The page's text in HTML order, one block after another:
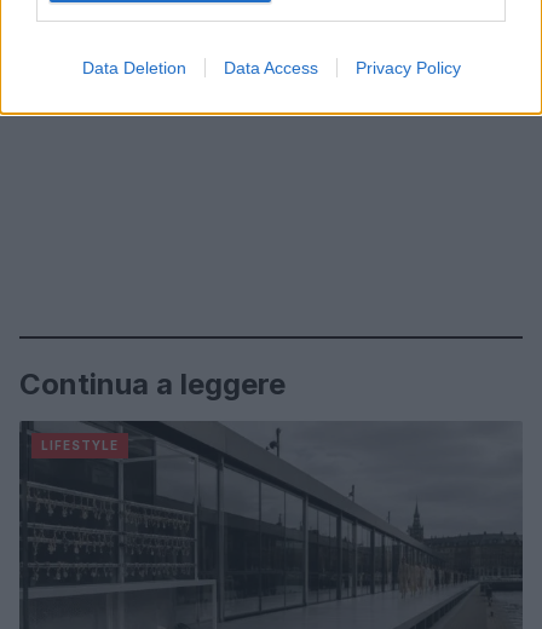
Data Deletion Data Access Privacy Policy
Continua a leggere
LIFESTYLE